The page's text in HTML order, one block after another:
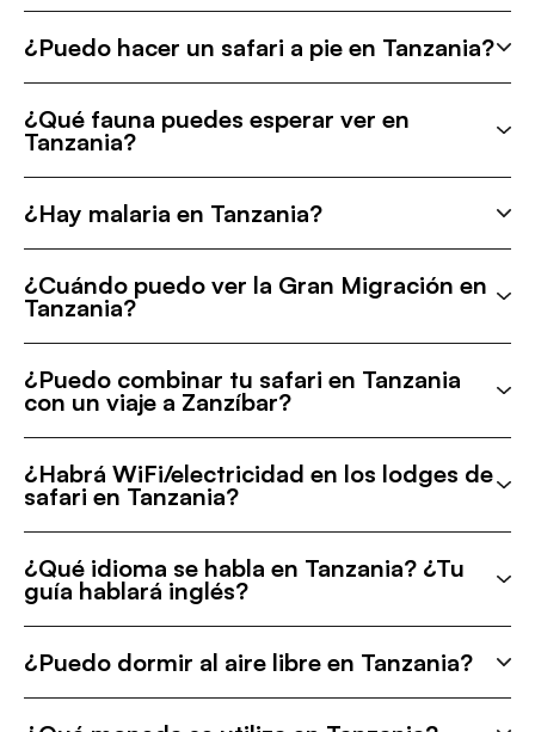
¿Puedo hacer un safari a pie en Tanzania?
¿Qué fauna puedes esperar ver en
Tanzania?
¿Hay malaria en Tanzania?
¿Cuándo puedo ver la Gran Migración en
Tanzania?
¿Puedo combinar tu safari en Tanzania
con un viaje a Zanzíbar?
¿Habrá WiFi/electricidad en los lodges de
safari en Tanzania?
¿Qué idioma se habla en Tanzania? ¿Tu
guía hablará inglés?
¿Puedo dormir al aire libre en Tanzania?